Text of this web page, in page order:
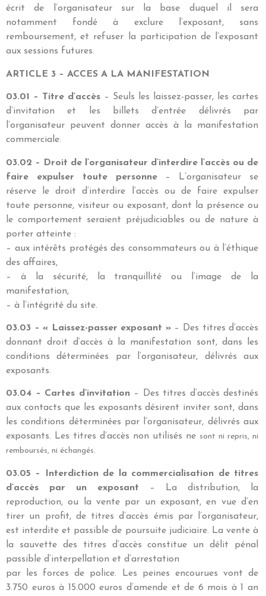
écrit de l’organisateur sur la base duquel il sera
notamment fondé à exclure l’exposant, sans
remboursement, et refuser la participation de l’exposant
aux sessions futures.
ARTICLE 3 – ACCES A LA MANIFESTATION
03.01 – Titre d’accès – Seuls les laissez-passer, les cartes
d’invitation et les billets d’entrée délivrés par
l’organisateur peuvent donner accès à la manifestation
commerciale.
03.02 – Droit de l’organisateur d’interdire l’accès ou de
faire expulser toute personne
– L’organisateur se
réserve le droit d’interdire l’accès ou de faire expulser
toute personne, visiteur ou exposant, dont la présence ou
le comportement seraient préjudiciables ou de nature à
porter atteinte :
– aux intérêts protégés des consommateurs ou à l’éthique
des affaires,
– à la sécurité, la tranquillité ou l’image de la
manifestation,
– à l’intégrité du site.
03.03 – « Laissez-passer exposant »– Des titres d’accès
donnant droit d’accès à la manifestation sont, dans les
conditions déterminées par l’organisateur, délivrés aux
exposants.
03.04 – Cartes d’invitation – Des titres d’accès destinés
aux contacts que les exposants désirent inviter sont, dans
les conditions déterminées par l’organisateur, délivrés aux
exposants. Les titres d’accès non utilisés ne sont ni repris, ni
remboursés, ni échangés.
03.05 – Interdiction de la commercialisation de titres
d’accès par un exposant – La distribution, la
reproduction, ou la vente par un exposant, en vue d’en
tirer un profit, de titres d’accès émis par l’organisateur,
est interdite et passible de poursuite judiciaire. La vente à
la sauvette des titres d’accès constitue un délit pénal
passible d’interpellation et d’arrestation
par les forces de police. Les peines encourues vont de
3.750 euros à 15.000 euros d’amende et de 6 mois à 1 an